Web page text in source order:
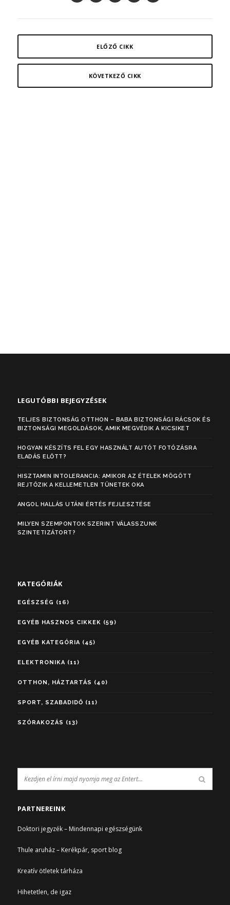
ELŐZŐ CIKK
KÖVETKEZŐ CIKK
LEGUTÓBBI BEJEGYZÉSEK
TELJES BIZTONSÁG OTTHON – BABA BIZTONSÁGI RÁCSOK ÉS
BIZTONSÁGI MEGOLDÁSOK, AMIK MEGVÉDIK A KICSIKET
HOGYAN KÉSZÍTS FEL EGY HASZNÁLT AUTÓT FOTÓZÁSRA
ELADÁS ELŐTT?
HISZTAMIN INTOLERANCIA: AMIKOR AZ ÉTELEK MÖGÖTT
REJTŐZIK A KELLEMETLEN TÜNETEK OKA
ANGOL HALLÁS UTÁNI ÉRTÉS FEJLESZTÉSE
MILYEN SZEMPONTOK SZERINT VÁLASSZUNK
SZINTETIZÁTORT?
KATEGÓRIÁK
EGÉSZSÉG (16)
EGYÉB HASZNOS CIKKEK (59)
EGYÉB KATEGÓRIA(45)
ELEKTRONIKA(11)
OTTHON, HÁZTARTÁS (40)
SPORT, SZABADIDŐ (11)
SZÓRAKOZÁS (13)
PARTNEREINK
Doktori jegyzék – Mindennapi egészségünk
Thule aruház – Kerékpár, sport blog
Kreatív ötletek tárháza
Hihetetlen, de igaz